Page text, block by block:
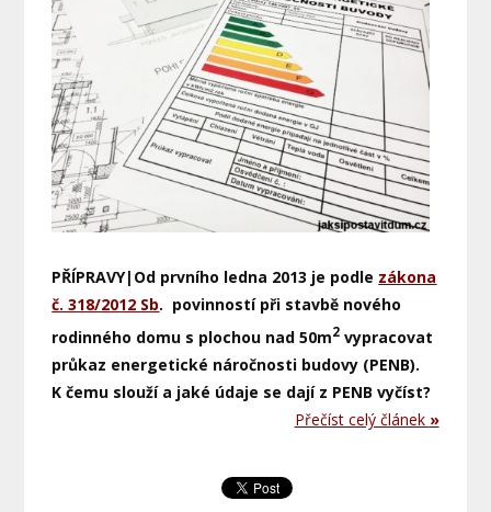
PŘÍPRAVY|Od prvního ledna 2013 je podle zákona
č. 318/2012 Sb. povinností při stavbě nového
rodinného domu s plochou nad 50m2 vypracovat
průkaz energetické náročnosti budovy (PENB).
K čemu slouží a jaké údaje se dají z PENB vyčíst?
Přečíst celý článek »